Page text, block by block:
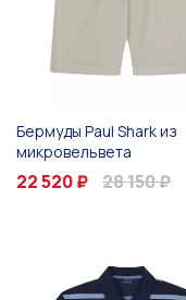
Бермуды Paul Shark из
микровельвета
22 520 ₽ 28 150 ₽